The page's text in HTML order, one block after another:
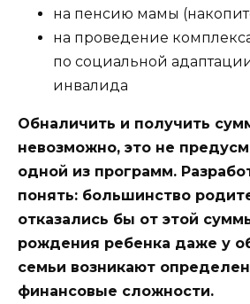
на пенсию мамы
на проведение
по социальной
инвалида
Обналичить и получить
невозможно, это не
одной из программ.
понять: большинство
отказались бы от этой
рождения ребенка даже у
семьи возникают
финансовые сложности.